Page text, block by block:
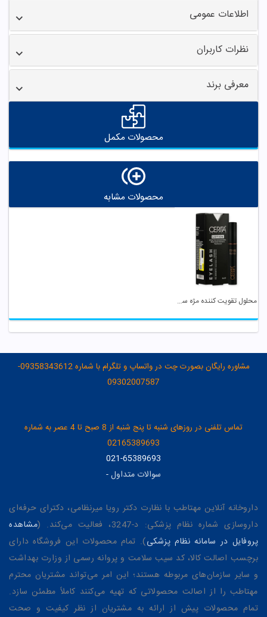
اطلاعات عمومی
نظرات کاربران
معرفی برند
محصولات مکمل
محصولات مشابه
محلول تقویت کننده مژه سریتا
مشاوره رایگان بصورت چت در واتساپ و تلگرام با شماره 09358343612-
09302007587
تماس تلفنی در روزهای شنبه تا پنج شنبه از 8 صبح تا 4 عصر به شماره
02165389693
021-65389693
سوالات متداول-
داروخانه آنلاین مهتاطب با نظارت دکتر رویا میرنظامی، دکترای حرفه‌ای
داروسازی شماره نظام پزشکی: د-3247، فعالیت می‌کند. (
مشاهده
پروفایل در سامانه نظام پزشکی). تمام محصولات این فروشگاه دارای
برچسب اصالت کالا، کد سیب سلامت و پروانه رسمی از وزارت بهداشت
و سایر سازمان‌های مربوطه هستند؛ این امر می‌تواند مشتریان محترم
مهتاطب را از اصالت محصولاتی که تهیه می‌کنند کاملاً مطمئن سازد.
تمام محصولات پیش از ارائه به مشتریان از نظر کیفیت و صحت